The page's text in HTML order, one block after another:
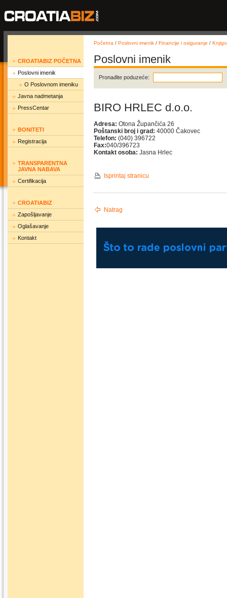
CROATIABIZ POČETNA
Poslovni imenik
O Poslovnom imeniku
Javna nadmetanja
PressCentar
BONITETI
Registracija
TRANSPARENTNA
JAVNA NABAVA
Certifikacija
CROATIABIZ
Zapošljavanje
Oglašavanje
Kontakt
Početna / Poslovni imenik / Financije i osiguranje /
Poslovni imenik
Pronađite poduzeće:
BIRO HRLEC d.o.o.
Adresa: Otona Župančića 26
Poštanski broj i grad: 40000 Čakovec
Telefon: (040) 396722
Fax:040/396723
Kontakt osoba: Jasna Hrlec
Isprintaj stranicu
Natrag